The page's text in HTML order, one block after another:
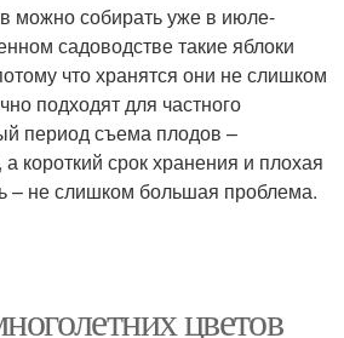
можно собирать уже в июле-
садоводстве такие яблоки
что хранятся они не слишком
подходят для частного
период съема плодов –
короткий срок хранения и плохая
– не слишком большая проблема.
цветов